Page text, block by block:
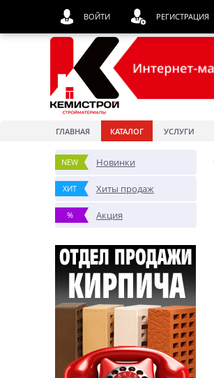
ГЛАВНАЯ КАТАЛОГ УСЛУГИ
NEW Новинки
ХИТ Хиты продаж
% Акция
ВОЙТИ РЕГИСТРАЦИЯ